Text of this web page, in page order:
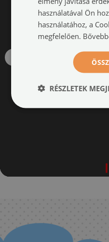
használatával Ön
használatához, a
megfelelően.
RÉSZLETEK